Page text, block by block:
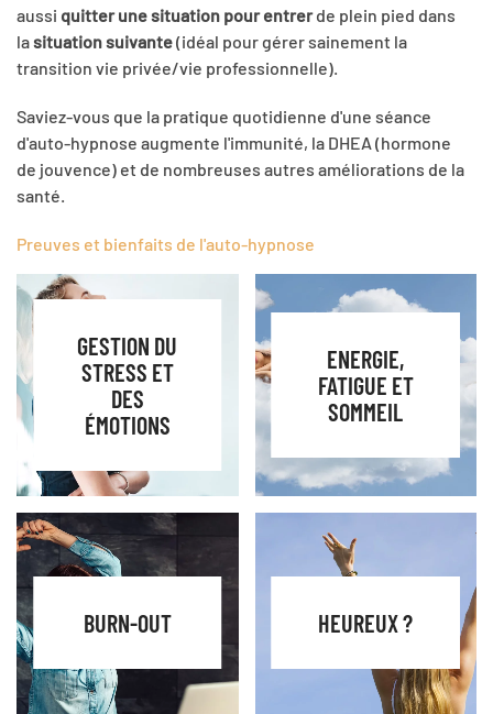
aussi quitter une situation pour entrerde plein pied dans
lasituation suivante(idéal pour gérer sainement la
transition vie privée/vie professionnelle).
Saviez-vous que la pratique quotidienne d'une séance
d'auto-hypnose augmente l'immunité, la DHEA (hormone
de jouvence) et de nombreuses autres améliorations de la
santé.
Preuves et bienfaits de l'auto-hypnose
GESTION DU
STRESS ET
DES
ÉMOTIONS
ENERGIE,
FATIGUE ET
SOMMEIL
BURN-OUT HEUREUX ?